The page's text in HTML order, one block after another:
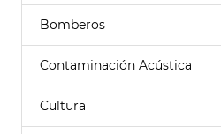
Bomberos
Contaminación Acústica
Cultura